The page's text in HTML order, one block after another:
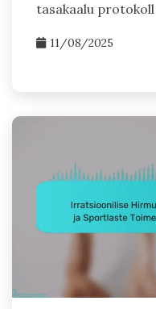
tasakaalu
11/08/2025